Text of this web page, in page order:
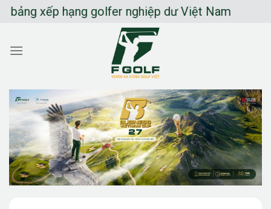
Chuyển
dung
xếp hạng golfer nghiệp dư Việt Nam